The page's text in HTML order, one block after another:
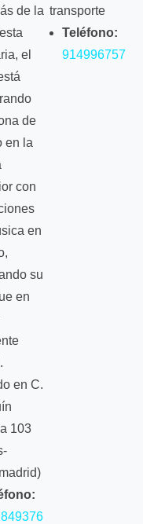
de la
el
de
en la
con
en
su
en
en C.
103
transporte
Teléfono:
914996757